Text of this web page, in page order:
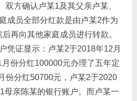
双方确认卢某1及其父亲卢某、
成员全部分红款是由卢某2作为
再向其他家庭成员进行转款。
凭证显示：卢某2于2018年12月
份分红100000元办理了五年定
份分红50700元，卢某2于2020
母亲陈某的银行账户。而卢某一